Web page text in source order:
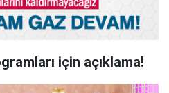
için açıklama!